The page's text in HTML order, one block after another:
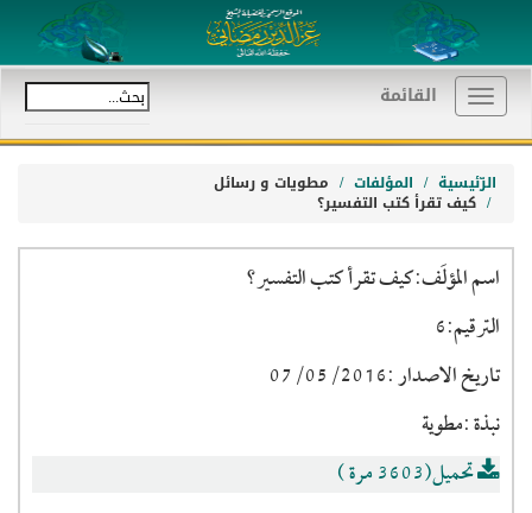
Toggle
navigation
القائمة
الرّئيسية المؤلفات مطويات و رسائل
كيف تقرأ كتب التفسير؟
اسم المؤلَف:كيف تقرأ كتب التفسير؟
الترقيم:6
تاريخ الاصدار :07/05/2016
نبذة :مطوية
تحميل(3603 مرة )